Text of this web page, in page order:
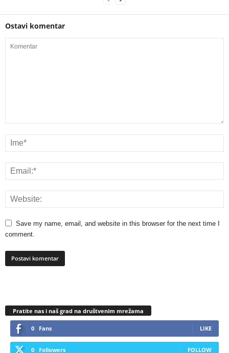
Ostavi komentar
Save my name, email, and website in this browser for the next time I
comment.
Pratite nas i naš grad na društvenim mrežama
0 Fans LIKE
0 Followers FOLLOW